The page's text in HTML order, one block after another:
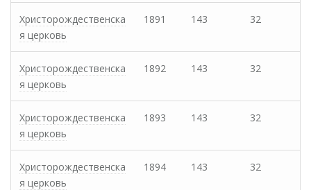
Христорождественска
я церковь
1891 143 32
Христорождественска
я церковь
1892 143 32
Христорождественска
я церковь
1893 143 32
Христорождественска
я церковь
1894 143 32